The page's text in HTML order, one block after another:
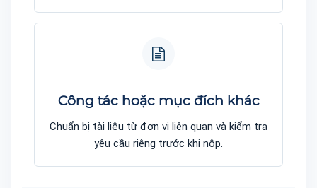
Công tác hoặc mục đích khác
Chuẩn bị tài liệu từ đơn vị liên quan và kiểm tra
yêu cầu riêng trước khi nộp.